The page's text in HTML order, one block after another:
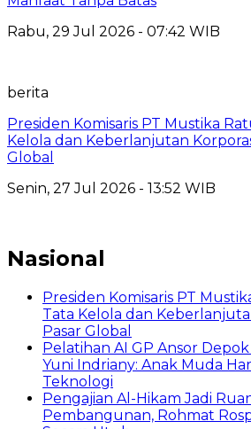
Rabu, 29 Jul 2026 - 07:42 WIB
berita
Presiden Komisaris PT Mustika
Kelola dan Keberlanjutan
Global
Senin, 27 Jul 2026 - 13:52 WIB
Nasional
Presiden Komisaris PT
Tata Kelola dan
Pasar Global
Pelatihan AI GP Ansor
Yuni Indriany: Anak Muda
Teknologi
Pengajian Al-Hikam Jadi
Pembangunan, Rohmat